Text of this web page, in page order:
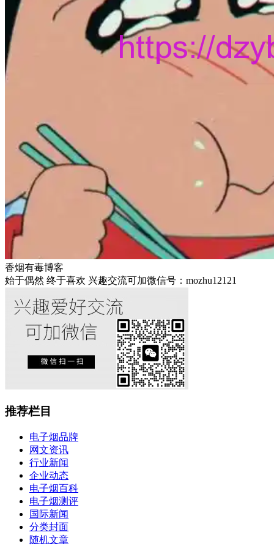
香烟有毒博客
始于偶然 终于喜欢 兴趣交流可加微信号：mozhu12121
推荐栏目
电子烟品牌
网文资讯
行业新闻
企业动态
电子烟百科
电子烟测评
国际新闻
分类封面
随机文章